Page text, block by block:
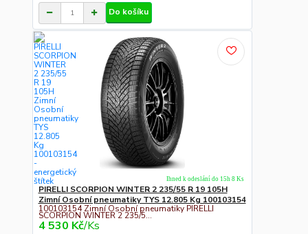
Do košíku
PIRELLI SCORPION WINTER 2 235/55 R 19 105H
Zimní Osobní pneumatiky TYS 12.805 Kg 100103154
100103154 Zimní Osobní pneumatiky PIRELLI
SCORPION WINTER 2 235/5...
4 530 Kč/Ks
Ihned k odeslání do 15h 8 Ks